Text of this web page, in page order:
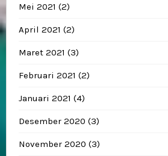
Mei 2021 (2)
April 2021 (2)
Maret 2021 (3)
Februari 2021 (2)
Januari 2021 (4)
Desember 2020 (3)
November 2020 (3)